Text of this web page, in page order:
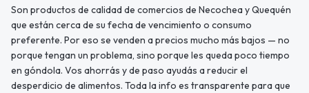
Son productos de calidad de comercios de Necochea y Quequén
que están cerca de su fecha de vencimiento o consumo
preferente. Por eso se venden a precios mucho más bajos — no
porque tengan un problema, sino porque les queda poco tiempo
en góndola. Vos ahorrás y de paso ayudás a reducir el
desperdicio de alimentos. Toda la info es transparente para que